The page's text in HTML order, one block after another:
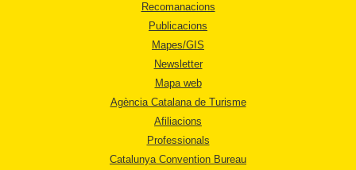
Recomanacions
Publicacions
Mapes/GIS
Newsletter
Mapa web
Agència Catalana de Turisme
Afiliacions
Professionals
Catalunya Convention Bureau